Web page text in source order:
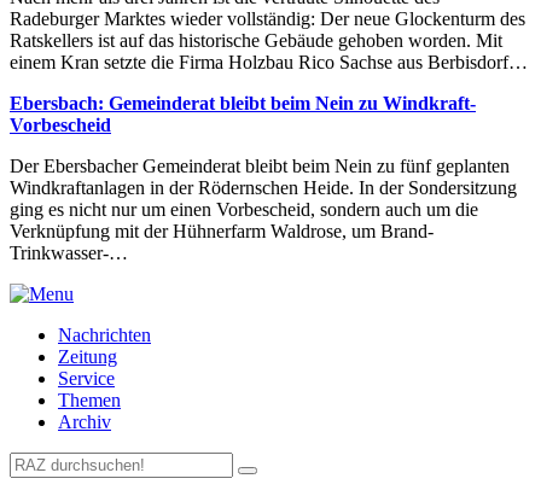
Radeburger Marktes wieder vollständig: Der neue Glockenturm des
Ratskellers ist auf das historische Gebäude gehoben worden. Mit
einem Kran setzte die Firma Holzbau Rico Sachse aus Berbisdorf…
Ebersbach: Gemeinderat bleibt beim Nein zu Windkraft-
Vorbescheid
Der Ebersbacher Gemeinderat bleibt beim Nein zu fünf geplanten
Windkraftanlagen in der Rödernschen Heide. In der Sondersitzung
ging es nicht nur um einen Vorbescheid, sondern auch um die
Verknüpfung mit der Hühnerfarm Waldrose, um Brand-
Trinkwasser-…
Nachrichten
Zeitung
Service
Themen
Archiv